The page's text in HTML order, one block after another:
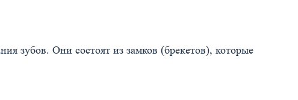
зубов. Они состоят из замков (брекетов), которые